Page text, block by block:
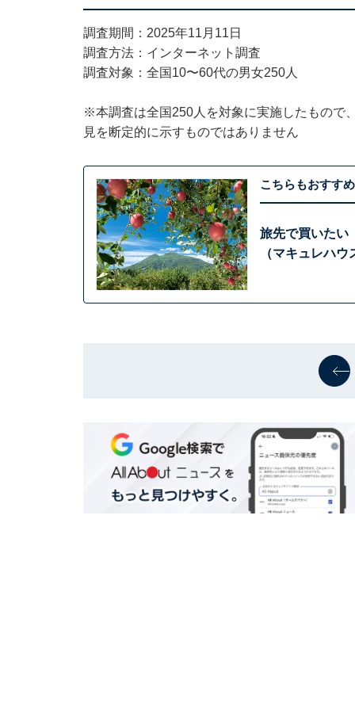
調査期間：2025年11月11日
調査方法：インターネット調査
調査対象：全国10〜60代の男女250人
※本調査は全国250人を対象に実施したもので
見を断定的に示すものではありません
こちらもおすすめ
旅先で買いたい
（マキュレハ